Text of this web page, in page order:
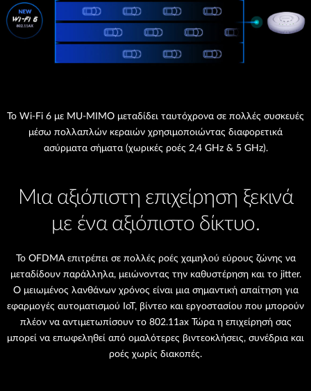
Το Wi-Fi 6 με MU-MIMO μεταδίδει ταυτόχρονα σε πολλές συσκευές
μέσω πολλαπλών κεραιών χρησιμοποιώντας διαφορετικά
ασύρματα σήματα (χωρικές ροές 2,4 GHz & 5 GHz).
Μια αξιόπιστη επιχείρηση ξεκινά
με ένα αξιόπιστο δίκτυο.
Το OFDMA επιτρέπει σε πολλές ροές χαμηλού εύρους ζώνης να
μεταδίδουν παράλληλα, μειώνοντας την καθυστέρηση και το jitter.
Ο μειωμένος λανθάνων χρόνος είναι μια σημαντική απαίτηση για
εφαρμογές αυτοματισμού IoT, βίντεο και εργοστασίου που μπορούν
πλέον να αντιμετωπίσουν το 802.11ax Τώρα η επιχείρησή σας
μπορεί να επωφεληθεί από ομαλότερες βιντεοκλήσεις, συνέδρια και
ροές χωρίς διακοπές.